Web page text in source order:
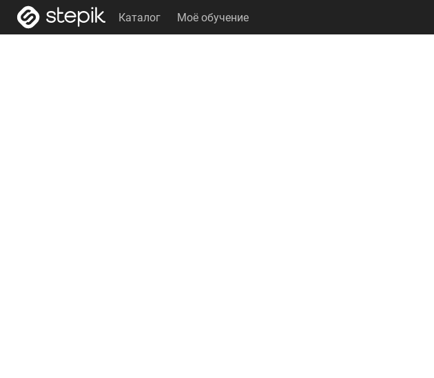
Каталог Моё обучение